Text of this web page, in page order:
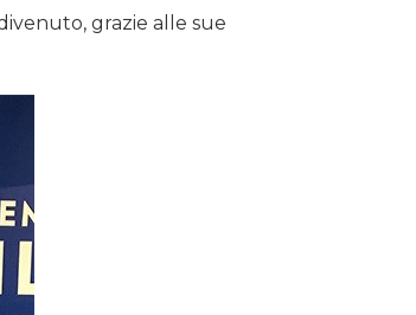
grazie alle sue